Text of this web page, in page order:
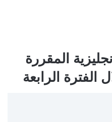
المقررة
الرابعة